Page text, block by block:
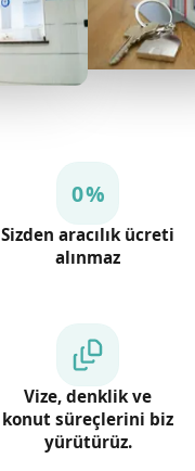
0 %
Sizden aracılık ücreti
alınmaz
Vize, denklik ve
konut süreçlerini biz
yürütürüz.